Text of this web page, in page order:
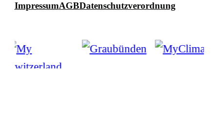
ImpressumAGBDatenschutzverordnung